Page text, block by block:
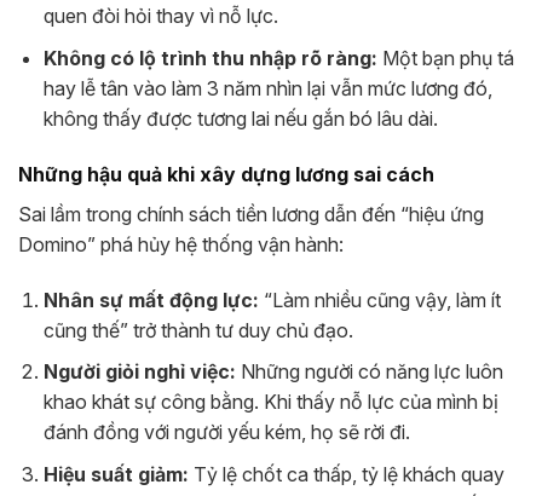
quen đòi hỏi thay vì nỗ lực.
Không có lộ trình thu nhập rõ ràng: Một bạn phụ tá
hay lễ tân vào làm 3 năm nhìn lại vẫn mức lương đó,
không thấy được tương lai nếu gắn bó lâu dài.
Những hậu quả khi xây dựng lương sai cách
Sai lầm trong chính sách tiền lương dẫn đến “hiệu ứng
Domino” phá hủy hệ thống vận hành:
Nhân sự mất động lực: “Làm nhiều cũng vậy, làm ít
cũng thế” trở thành tư duy chủ đạo.
Người giỏi nghỉ việc: Những người có năng lực luôn
khao khát sự công bằng. Khi thấy nỗ lực của mình bị
đánh đồng với người yếu kém, họ sẽ rời đi.
Hiệu suất giảm: Tỷ lệ chốt ca thấp, tỷ lệ khách quay